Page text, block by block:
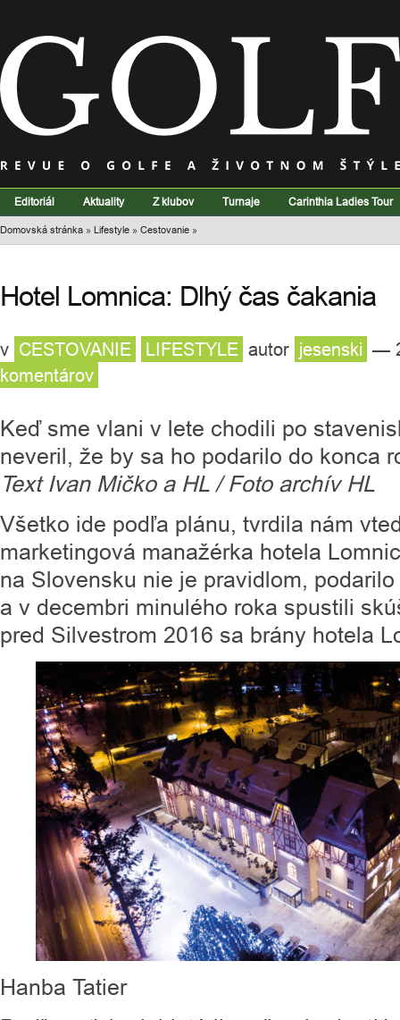
Editoriál Aktuality Z klubov Turnaje Carinthia Ladies Tour
Domovská stránka » Lifestyle » Cestovanie »
Hotel Lomnica: Dlhý čas čakania
v CESTOVANIE LIFESTYLE autor jesenski —
komentárov
Keď sme vlani v lete chodili po
neveril, že by sa ho podarilo do konca
Text Ivan Mičko a HL / Foto archív HL
Všetko ide podľa plánu, tvrdila nám
marketingová manažérka hotela
na Slovensku nie je pravidlom,
a v decembri minulého roka spustili
pred Silvestrom 2016 sa brány hotela
Hanba Tatier